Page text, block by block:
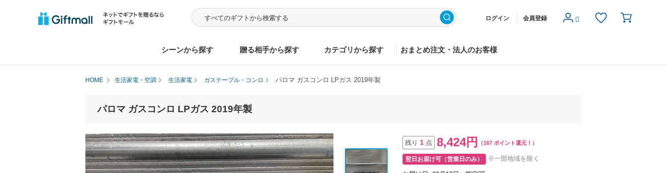
ログイン 会員登録
シーンから探す 贈る相手から探す カテゴリから探す おまとめ注文・法人のお客様
HOME 生活家電・空調 生活家電 ガステーブル・コンロ パロマ ガスコンロ LPガス 2019年製
パロマ ガスコンロ LPガス 2019年製
残り 1 点 8,424円 （167 ポイント還元！）
翌日お届け可（営業日のみ） ※一部地域を除く